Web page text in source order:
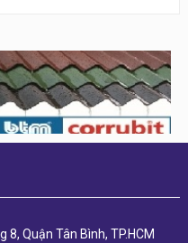
Quận Tân Bình, TP.HCM